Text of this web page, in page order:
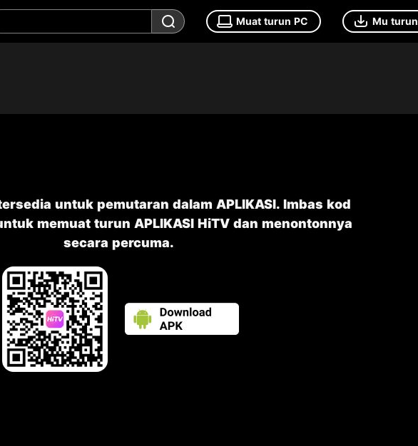
Muat turun PC Mu
untuk pemutaran dalam APLIKASI. Imbas kod
memuat turun APLIKASI HiTV dan menontonnya
secara percuma.